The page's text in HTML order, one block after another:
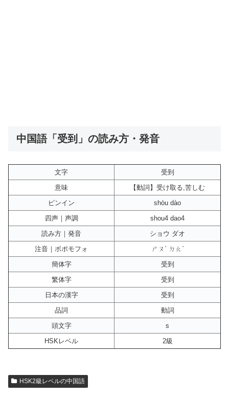
中国語「受到」の読み方・発音
文字
受到
意味
【動詞】受け取る,苦しむ
ピンイン
shòu dào
四声｜声調
shou4 dao4
読み方｜発音
ショウ ダオ
注音｜ボポモフォ
ㄕㄡˋ ㄉㄠˋ
簡体字
受到
繁体字
受到
日本の漢字
受到
品詞
動詞
頭文字
s
HSKレベル
2級
HSK2級レベルの中国語